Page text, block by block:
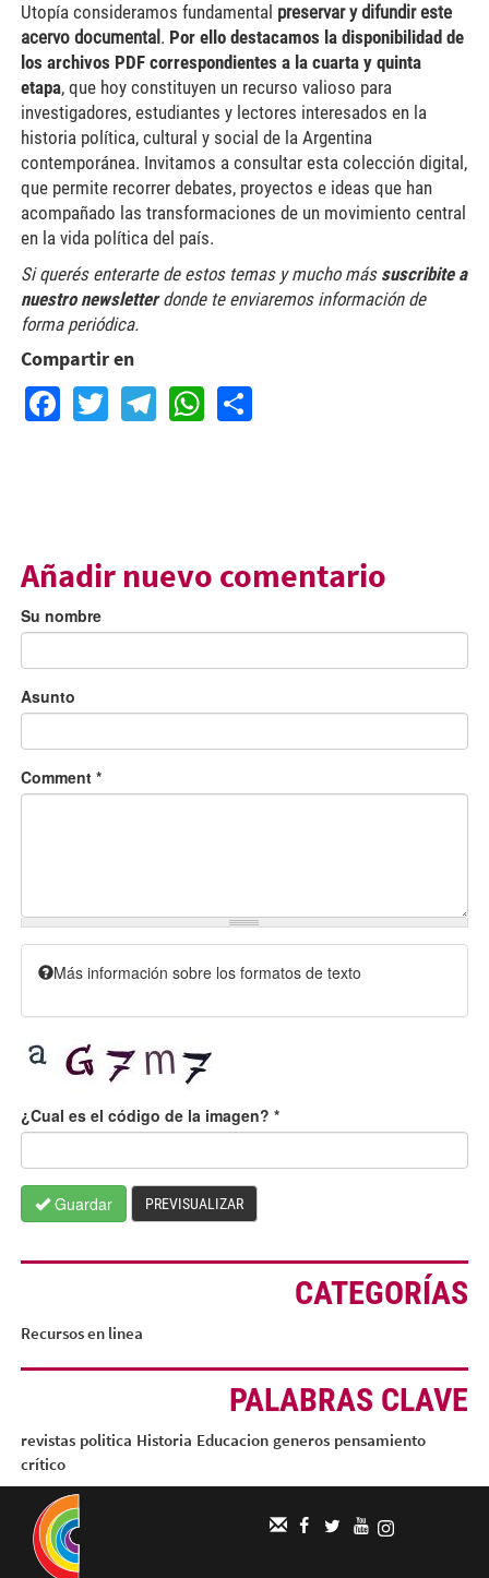
Utopía consideramos fundamental preservar y difundir este
acervo documental . Por ello destacamos la disponibilidad de
los archivos PDF correspondientes a la cuarta y quinta
etapa, que hoy constituyen un recurso valioso para
investigadores, estudiantes y lectores interesados en la
historia política, cultural y social de la Argentina
contemporánea. Invitamos a consultar esta colección digital,
que permite recorrer debates, proyectos e ideas que han
acompañado las transformaciones de un movimiento central
en la vida política del país.
Si querés enterarte de estos temas y mucho más suscribite a
nuestro newsletterdonde te enviaremos información de
forma periódica.
Compartir en
Facebook
TwitterTelegram
WhatsApp
Share
Añadir nuevo comentario
Su nombre
Asunto
Comment *
Más información sobre los formatos de texto
¿Cual es el código de la imagen? *
Guardar PREVISUALIZAR
CATEGORÍAS
Recursos en linea
PALABRAS CLAVE
revistas politica Historia Educacion generos pensamiento
crítico